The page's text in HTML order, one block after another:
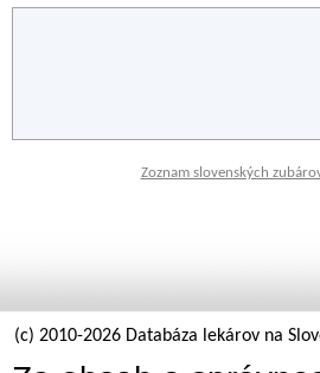
Zoznam slovenských
(c) 2010-2026 Databáza lekárov na